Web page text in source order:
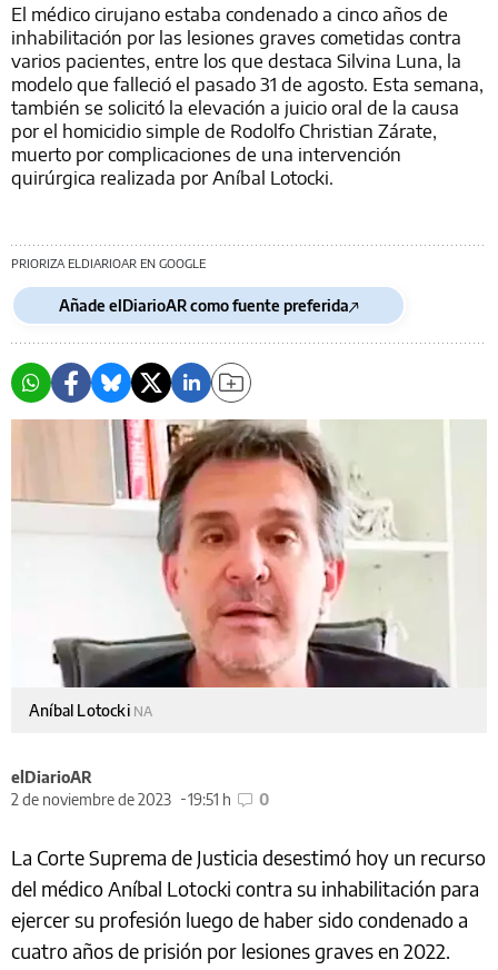
El médico cirujano estaba condenado a cinco años de
inhabilitación por las lesiones graves cometidas contra
varios pacientes, entre los que destaca Silvina Luna, la
modelo que falleció el pasado 31 de agosto. Esta semana,
también se solicitó la elevación a juicio oral de la causa
por el homicidio simple de Rodolfo Christian Zárate,
muerto por complicaciones de una intervención
quirúrgica realizada por Aníbal Lotocki.
PRIORIZA ELDIARIOAR EN GOOGLE
Añade elDiarioAR como fuente preferida
Aníbal Lotocki NA
elDiarioAR
2 de noviembre de 2023
19:51 h 0
La Corte Suprema de Justicia desestimó hoy un recurso
del médico Aníbal Lotocki contra su inhabilitación para
ejercer su profesión luego de haber sido condenado a
cuatro años de prisión por lesiones graves en 2022.